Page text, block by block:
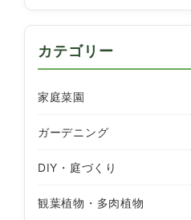
カテゴリー
家庭菜園
ガーデニング
DIY・庭づくり
観葉植物・多肉植物